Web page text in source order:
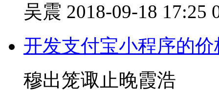
吴震 2018-09-18 17:25
开发支付宝小程序的
穆出笼诹止晚霞浩